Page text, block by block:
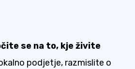
se na to, kje živite
podjetje, razmislite o